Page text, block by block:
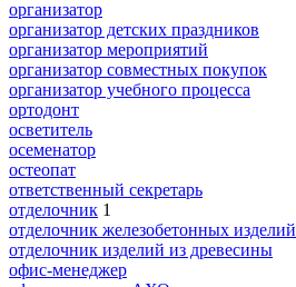
организатор
организатор детских праздников
организатор мероприятий
организатор совместных покупок
организатор учебного процесса
ортодонт
осветитель
осеменатор
остеопат
ответственный секретарь
отделочник 1
отделочник железобетонных изделий
отделочник изделий из древесины
офис-менеджер